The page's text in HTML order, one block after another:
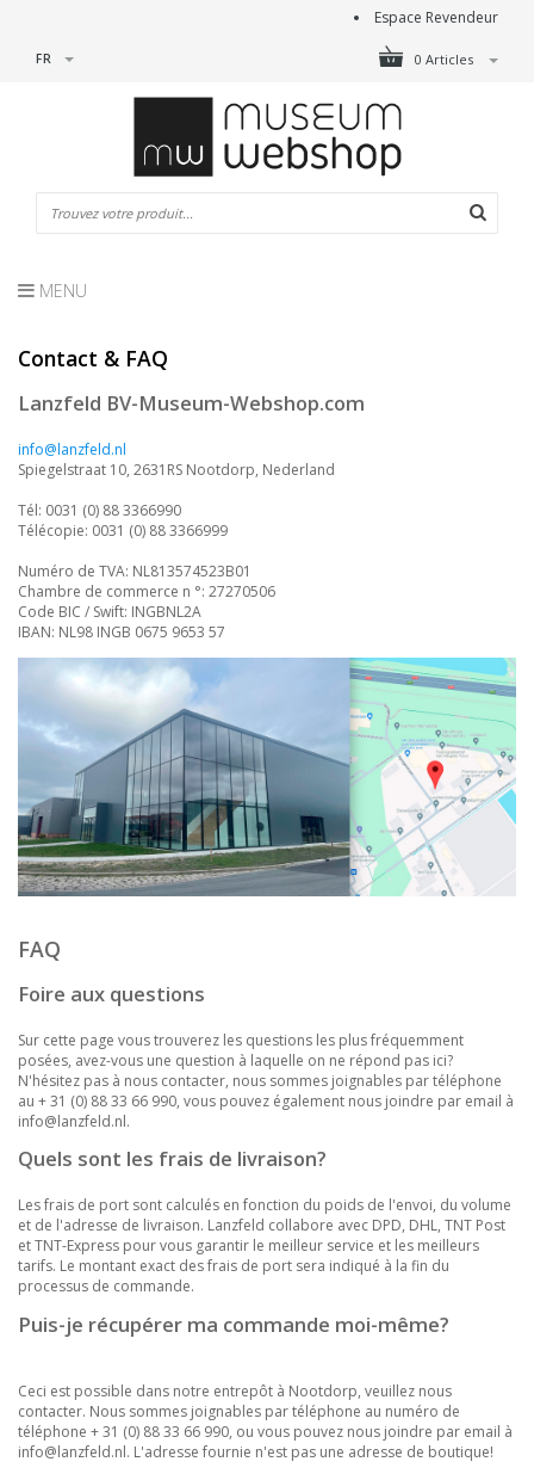
Espace Revendeur
0 Articles
FR
MENU
Contact & FAQ
Lanzfeld BV-Museum-Webshop.com
info@lanzfeld.nl
Spiegelstraat 10, 2631RS Nootdorp, Nederland
Tél: 0031 (0) 88 3366990
Télécopie: 0031 (0) 88 3366999
Numéro de TVA: NL813574523B01
Chambre de commerce n °: 27270506
Code BIC / Swift: INGBNL2A
IBAN: NL98 INGB 0675 9653 57
FAQ
Foire aux questions
Sur cette page vous trouverez les questions les plus fréquemment
posées, avez-vous une question à laquelle on ne répond pas ici?
N'hésitez pas à nous contacter, nous sommes joignables par téléphone
au + 31 (0) 88 33 66 990, vous pouvez également nous joindre par email à
info@lanzfeld.nl.
Quels sont les frais de livraison?
Les frais de port sont calculés en fonction du poids de l'envoi, du volume
et de l'adresse de livraison. Lanzfeld collabore avec DPD, DHL, TNT Post
et TNT-Express pour vous garantir le meilleur service et les meilleurs
tarifs. Le montant exact des frais de port sera indiqué à la fin du
processus de commande.
Puis-je récupérer ma commande moi-même?
Ceci est possible dans notre entrepôt à Nootdorp, veuillez nous
contacter. Nous sommes joignables par téléphone au numéro de
téléphone + 31 (0) 88 33 66 990, ou vous pouvez nous joindre par email à
info@lanzfeld.nl. L'adresse fournie n'est pas une adresse de boutique!